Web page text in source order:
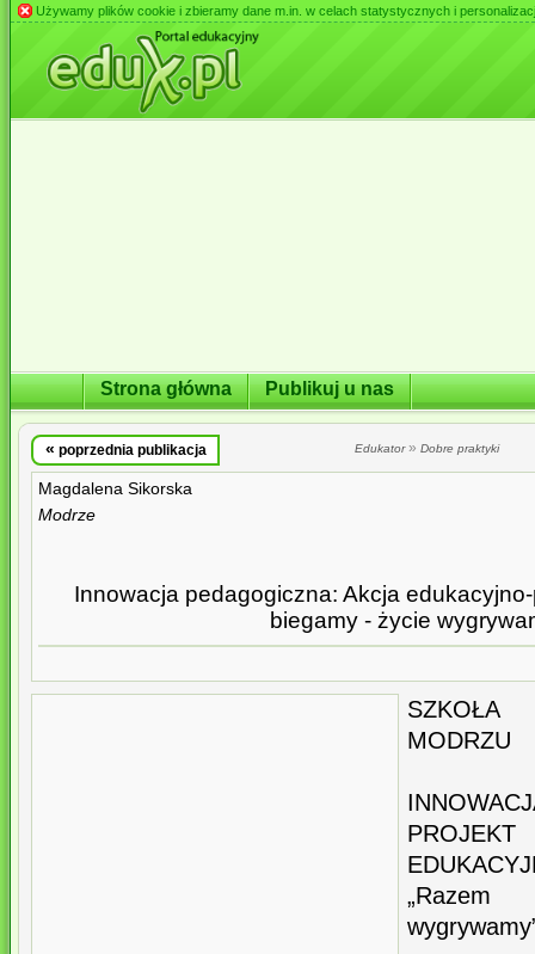
Używamy plików cookie i zbieramy dane m.in. w celach statystycznych i
Strona główna Publikuj u nas
« poprzednia publikacja Edukator» Dobre praktyki
Magdalena Sikorska
Modrze
Innowacja pedagogiczna: Akcja
biegamy - życie
MODRZU
PROJEKT